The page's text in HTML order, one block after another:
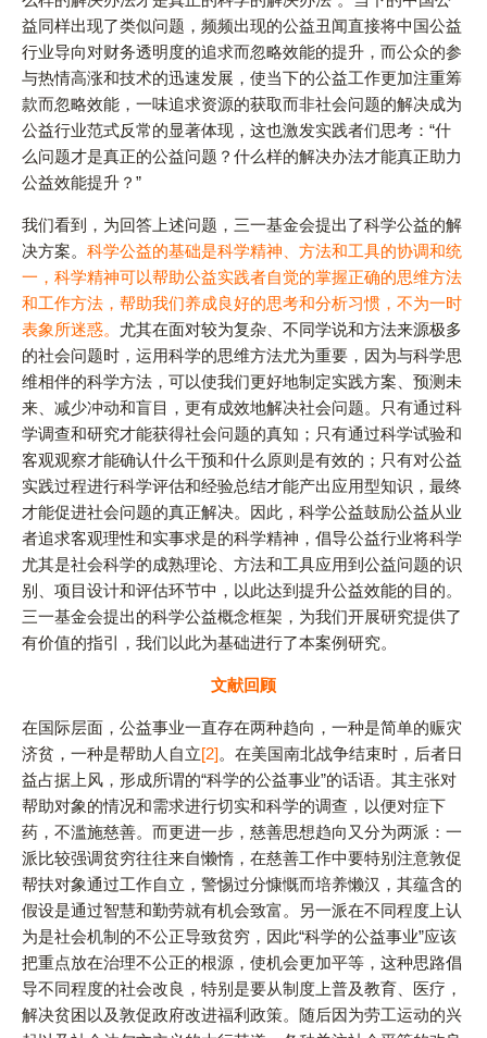
益同样出现了类似问题，频频出现的公益丑闻直接将中国公益
行业导向对财务透明度的追求而忽略效能的提升，而公众的参
与热情高涨和技术的迅速发展，使当下的公益工作更加注重筹
款而忽略效能，一味追求资源的获取而非社会问题的解决成为
公益行业范式反常的显著体现，这也激发实践者们思考：“什
么问题才是真正的公益问题？什么样的解决办法才能真正助力
公益效能提升？”
我们看到，为回答上述问题，三一基金会提出了科学公益的解
决方案。 科学公益的基础是科学精神、方法和工具的协调和统
一，科学精神可以帮助公益实践者自觉的掌握正确的思维方法
和工作方法，帮助我们养成良好的思考和分析习惯，不为一时
表象所迷惑。 尤其在面对较为复杂、不同学说和方法来源极多
的社会问题时，运用科学的思维方法尤为重要，因为与科学思
维相伴的科学方法，可以使我们更好地制定实践方案、预测未
来、减少冲动和盲目，更有成效地解决社会问题。只有通过科
学调查和研究才能获得社会问题的真知；只有通过科学试验和
客观观察才能确认什么干预和什么原则是有效的；只有对公益
实践过程进行科学评估和经验总结才能产出应用型知识，最终
才能促进社会问题的真正解决。因此，科学公益鼓励公益从业
者追求客观理性和实事求是的科学精神，倡导公益行业将科学
尤其是社会科学的成熟理论、方法和工具应用到公益问题的识
别、项目设计和评估环节中，以此达到提升公益效能的目的。
三一基金会提出的科学公益概念框架，为我们开展研究提供了
有价值的指引，我们以此为基础进行了本案例研究。
文献回顾
在国际层面，公益事业一直存在两种趋向，一种是简单的赈灾
济贫，一种是帮助人自立[2]。在美国南北战争结束时，后者日
益占据上风，形成所谓的“科学的公益事业”的话语。其主张对
帮助对象的情况和需求进行切实和科学的调查，以便对症下
药，不滥施慈善。而更进一步，慈善思想趋向又分为两派：一
派比较强调贫穷往往来自懒惰，在慈善工作中要特别注意敦促
帮扶对象通过工作自立，警惕过分慷慨而培养懒汉，其蕴含的
假设是通过智慧和勤劳就有机会致富。另一派在不同程度上认
为是社会机制的不公正导致贫穷，因此“科学的公益事业”应该
把重点放在治理不公正的根源，使机会更加平等，这种思路倡
导不同程度的社会改良，特别是要从制度上普及教育、医疗，
解决贫困以及敦促政府改进福利政策。随后因为劳工运动的兴